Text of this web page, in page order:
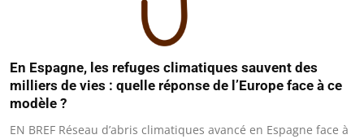
En Espagne, les refuges climatiques sauvent des
milliers de vies : quelle réponse de l’Europe face à ce
modèle ?
EN BREF Réseau d’abris climatiques avancé en Espagne face à